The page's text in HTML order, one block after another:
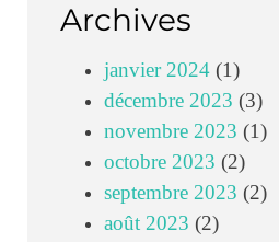
Archives
janvier 2024 (1)
décembre 2023 (3)
novembre 2023 (1)
octobre 2023 (2)
septembre 2023 (2)
août 2023 (2)